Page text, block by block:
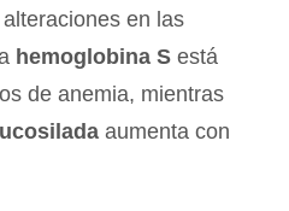
en las
hemoglobina S está
de anemia, mientras
aumenta con